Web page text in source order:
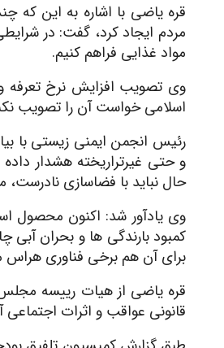
مردم ایجاد کرد، گفت: در
مواد غذایی فراهم کنیم.
وی تصویب افزایش نرخ تعرفه
اسلامی خواست آن را تصویب
رئیس انجمن ایمنی زیستی با
و حتی غیرتراریخته هشدار
حال نباید با فضاسازی نادرست،
وی یادآور شد: اکنون محصول
کمبود بارندگی ها و بحران آبی
برای آن هم برخی فناوری هراس
قره یاضی از هیات رییسه
قانونی عواقب و اثرات اجتماعی